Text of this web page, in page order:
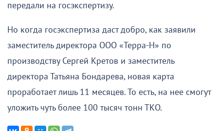
передали на госэкспертизу.
Но когда госэкспертиза даст добро, как заявили
заместитель директора ООО «Терра-Н» по
производству Сергей Кретов и заместитель
директора Татьяна Бондарева, новая карта
проработает лишь 11 месяцев. То есть, на нее смогут
уложить чуть более 100 тысяч тонн ТКО.